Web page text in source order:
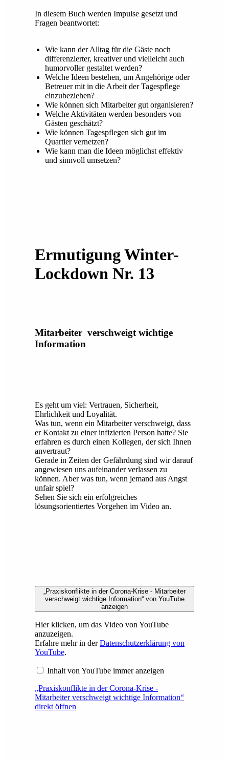
In diesem Buch werden Impulse gesetzt und
Fragen beantwortet:
Wie kann der Alltag für die Gäste noch
differenzierter, kreativer und vielleicht auch
humorvoller gestaltet werden?
Welche Ideen bestehen, um Angehörige oder
Betreuer mit in die Arbeit der Tagespflege
einzubeziehen?
Wie können sich Mitarbeiter gut organisieren?
Welche Aktivitäten werden besonders von
Gästen geschätzt?
Wie können Tagespflegen sich gut im
Quartier vernetzen?
Wie kann man die Ideen möglichst effektiv
und sinnvoll umsetzen?
Ermutigung Winter-
Lockdown Nr. 13
Mitarbeiter verschweigt wichtige
Information
Es geht um viel: Vertrauen, Sicherheit,
Ehrlichkeit und Loyalität.
Was tun, wenn ein Mitarbeiter verschweigt, dass
er Kontakt zu einer infizierten Person hatte? Sie
erfahren es durch einen Kollegen, der sich Ihnen
anvertraut?
Gerade in Zeiten der Gefährdung sind wir darauf
angewiesen uns aufeinander verlassen zu
können. Aber was tun, wenn jemand aus Angst
unfair spiel?
Sehen Sie sich ein erfolgreiches
lösungsorientiertes Vorgehen im Video an.
„Praxiskonflikte in der Corona-Krise - Mitarbeiter
verschweigt wichtige Information“ von YouTube
anzeigen
Hier klicken, um das Video von YouTube
anzuzeigen.
Erfahre mehr in derDatenschutzerklärung von
YouTube.
Inhalt von YouTube immer anzeigen
„Praxiskonflikte in der Corona-Krise -
Mitarbeiter verschweigt wichtige Information“
direkt öffnen